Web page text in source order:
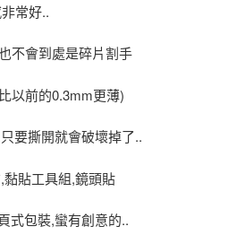
常好..
不會到處是碎片割手
以前的0.3mm更薄)
要撕開就會破壞掉了..
貼工具組,鏡頭貼
式包裝,蠻有創意的..